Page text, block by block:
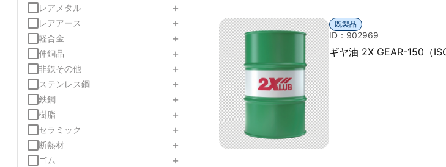
レアメタル
+
レアアース +
軽合金 +
伸銅品 +
非鉄その他 +
ステンレス鋼 +
鉄鋼 +
樹脂 +
セラミック +
断熱材 +
ゴム +
既製品
ID：902969
ギヤ油 2X GEAR-150（